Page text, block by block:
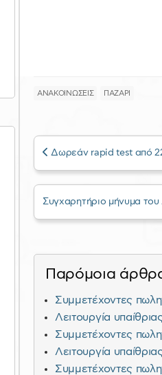
ΑΝΑΚΟΙΝΩΣΕΙΣ ΠΑΖΑΡΙ
Δωρεάν rapid test από
Συγχαρητήριο μήνυμα
Παρόμοια
Συμμετέχοντες
Λειτουργία
Συμμετέχοντες
Λειτουργία
Συμμετέχοντες